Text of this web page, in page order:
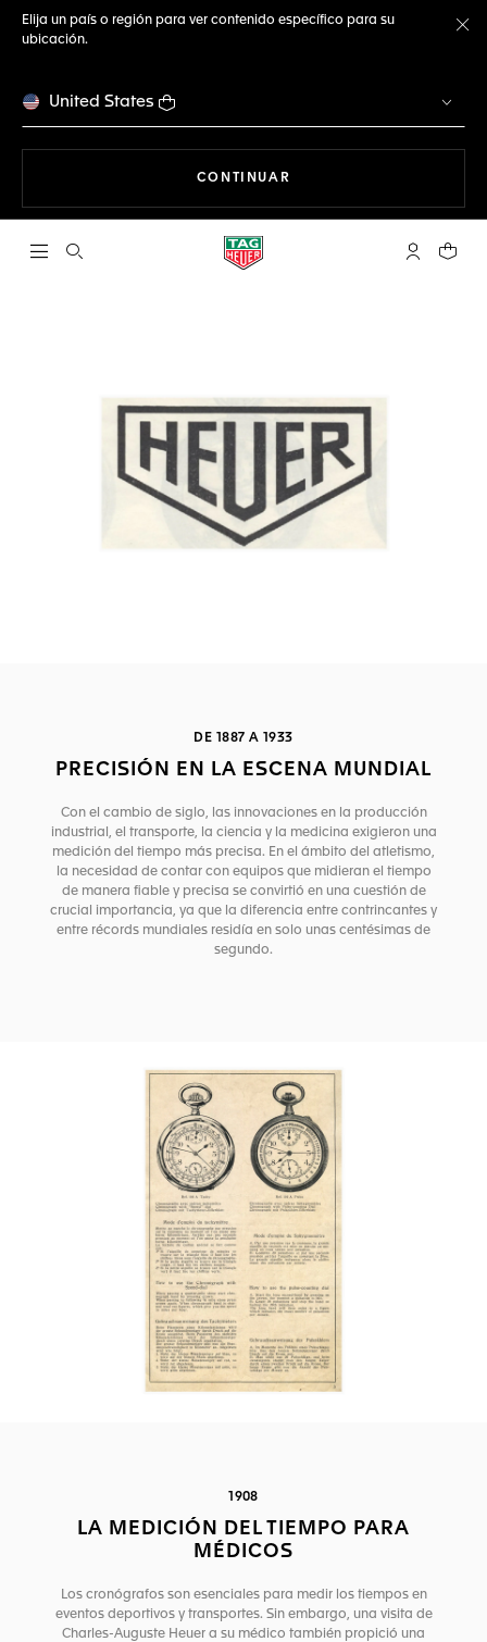
Elija un país o región para ver contenido específico para su
ubicación.
United States
CONTINUAR
Abrir el menú de búsqueda Cuenta Mi
Su
DE 1887 A 1933
PRECISIÓN EN LA ESCENA MUNDIAL
Con el cambio de siglo, las innovaciones en la producción
industrial, el transporte, la ciencia y la medicina exigieron una
medición del tiempo más precisa. En el ámbito del atletismo,
la necesidad de contar con equipos que midieran el tiempo
de manera fiable y precisa se convirtió en una cuestión de
crucial importancia, ya que la diferencia entre contrincantes y
entre récords mundiales residía en solo unas centésimas de
segundo.
1908
LA MEDICIÓN DEL TIEMPO PARA
MÉDICOS
Los cronógrafos son esenciales para medir los tiempos en
eventos deportivos y transportes. Sin embargo, una visita de
Charles-Auguste Heuer a su médico también propició una